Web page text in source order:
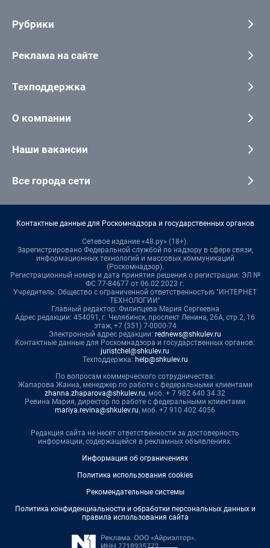
Рубрики
Реклама на сайте
Техподдержка
О компании
Наши вакансии
Все города сети
Контактные данные для Роскомнадзора и государственных органов
Сетевое издание «48.ру» (18+).
Зарегистрировано Федеральной службой по надзору в сфере связи,
информационных технологий и массовых коммуникаций
(Роскомнадзор).
Регистрационный номер и дата принятия решения о регистрации: ЭЛ №
ФС 77-84677 от 06.02.2023 г.
Учредитель: Общество с ограниченной ответственностью "ИНТЕРНЕТ
ТЕХНОЛОГИИ"
Главный редактор: Филипцева Мария Сергеевна
Адрес редакции: 454091, г. Челябинск, проспект Ленина, 26А, стр.2, 16
этаж, +7 (351) 7-0000-74
Электронный адрес редакции: rednews@shkulev.ru
Контактные данные для Роскомнадзора и государственных органов:
juristchel@shkulev.ru
Техподдержка: help@shkulev.ru
По вопросам коммерческого сотрудничества:
Жапарова Жанна, менеджер по работе с федеральными клиентами
zhanna.zhaparova@shkulev.ru, моб. + 7 982 640 34 32
Ревина Мария, директор по работе с федеральными клиентами
mariya.revina@shkulev.ru, моб. +7 910 402 4056
Редакция сайта не несет ответственности за достоверность
информации, содержащейся в рекламных объявлениях.
Информация об ограничениях
Политика использования cookies
Рекомендательные системы
Политика конфиденциальности и обработки персональных данных и
правила использования сайта